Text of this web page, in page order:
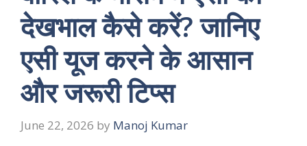
देखभाल कैसे करें? जानिए
एसी यूज करने के आसान
और जरूरी टिप्स
June 22, 2026 by Manoj Kumar